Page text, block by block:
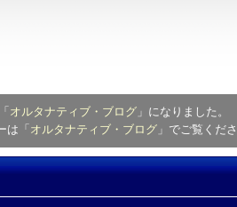
オルタナティブ・ブログ 」になりました。
は「 オルタナティブ・ブログ 」でご覧くだ